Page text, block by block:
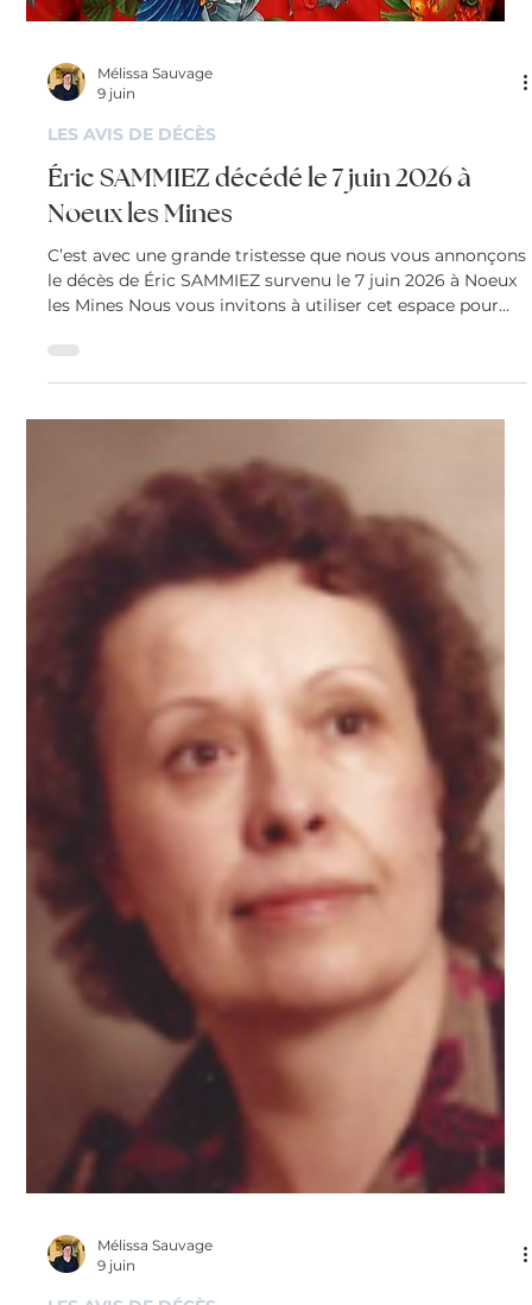
LES AVIS DE DÉCÈS
Éric SAMMIEZ décédé le 7 juin 2026 à
Noeux les Mines
C’est avec une grande tristesse que nous vous annonçons
le décès de Éric SAMMIEZ survenu le 7 juin 2026 à Noeux
laisser vos condoléances, partager des photos souvenirs,
une anecdote ou exprimer vos pensées à travers des
poèmes ou des textes.